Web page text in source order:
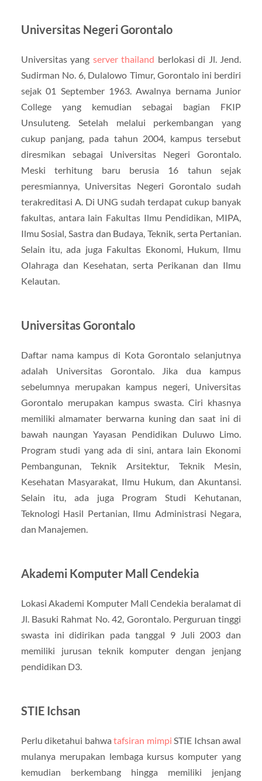
Universitas Negeri Gorontalo
Universitas yang server thailand berlokasi di Jl. Jend.
Sudirman No. 6, Dulalowo Timur, Gorontalo ini berdiri
sejak 01 September 1963. Awalnya bernama Junior
College yang kemudian sebagai bagian FKIP
Unsuluteng. Setelah melalui perkembangan yang
cukup panjang, pada tahun 2004, kampus tersebut
diresmikan sebagai Universitas Negeri Gorontalo.
Meski terhitung baru berusia 16 tahun sejak
peresmiannya, Universitas Negeri Gorontalo sudah
terakreditasi A. Di UNG sudah terdapat cukup banyak
fakultas, antara lain Fakultas Ilmu Pendidikan, MIPA,
Ilmu Sosial, Sastra dan Budaya, Teknik, serta Pertanian.
Selain itu, ada juga Fakultas Ekonomi, Hukum, Ilmu
Olahraga dan Kesehatan, serta Perikanan dan Ilmu
Kelautan.
Universitas Gorontalo
Daftar nama kampus di Kota Gorontalo selanjutnya
adalah Universitas Gorontalo. Jika dua kampus
sebelumnya merupakan kampus negeri, Universitas
Gorontalo merupakan kampus swasta. Ciri khasnya
memiliki almamater berwarna kuning dan saat ini di
bawah naungan Yayasan Pendidikan Duluwo Limo.
Program studi yang ada di sini, antara lain Ekonomi
Pembangunan, Teknik Arsitektur, Teknik Mesin,
Kesehatan Masyarakat, Ilmu Hukum, dan Akuntansi.
Selain itu, ada juga Program Studi Kehutanan,
Teknologi Hasil Pertanian, Ilmu Administrasi Negara,
dan Manajemen.
Akademi Komputer Mall Cendekia
Lokasi Akademi Komputer Mall Cendekia beralamat di
Jl. Basuki Rahmat No. 42, Gorontalo. Perguruan tinggi
swasta ini didirikan pada tanggal 9 Juli 2003 dan
memiliki jurusan teknik komputer dengan jenjang
pendidikan D3.
STIE Ichsan
Perlu diketahui bahwatafsiran mimpi STIE Ichsan awal
mulanya merupakan lembaga kursus komputer yang
kemudian berkembang hingga memiliki jenjang